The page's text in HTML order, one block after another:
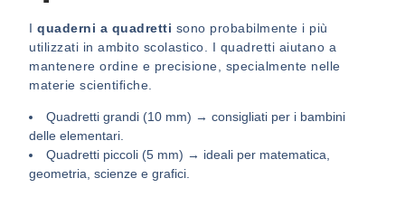
Iquaderni a quadretti sono probabilmente i più
utilizzati in ambito scolastico. I quadretti aiutano a
mantenere ordine e precisione, specialmente nelle
materie scientifiche.
Quadretti grandi (10 mm) → consigliati per i bambini
delle elementari.
Quadretti piccoli (5 mm) → ideali per matematica,
geometria, scienze e grafici.